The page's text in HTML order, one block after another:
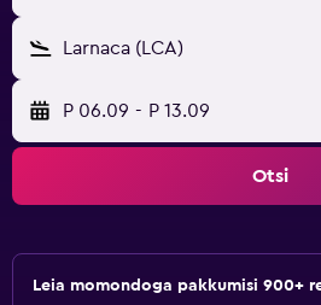
Larnaca (LCA)
P 06.09 - P 13.09
Otsi
Leia momondoga pakkumisi 900+